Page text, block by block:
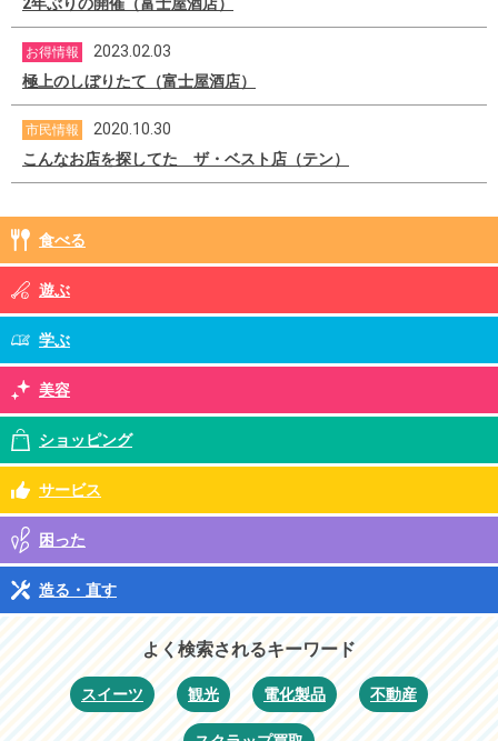
2年ぶりの開催（富士屋酒店）
お得情報
2023.02.03
極上のしぼりたて（富士屋酒店）
市民情報
2020.10.30
こんなお店を探してた ザ・ベスト店（テン）
食べる
遊ぶ
学ぶ
美容
ショッピング
サービス
困った
造る・直す
よく検索されるキーワード
スイーツ 観光 電化製品 不動産